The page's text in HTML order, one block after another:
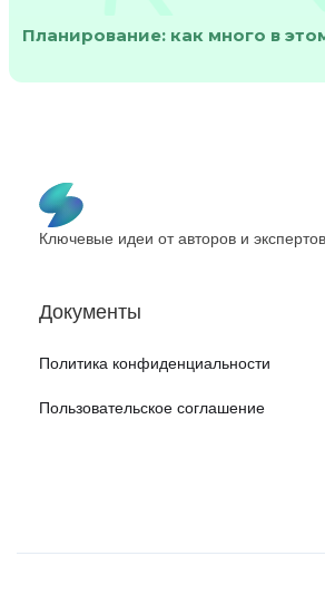
Планирование: как много в
Ключевые идеи от авторов и
Документы
Политика конфиденциальности
Пользовательское соглашение